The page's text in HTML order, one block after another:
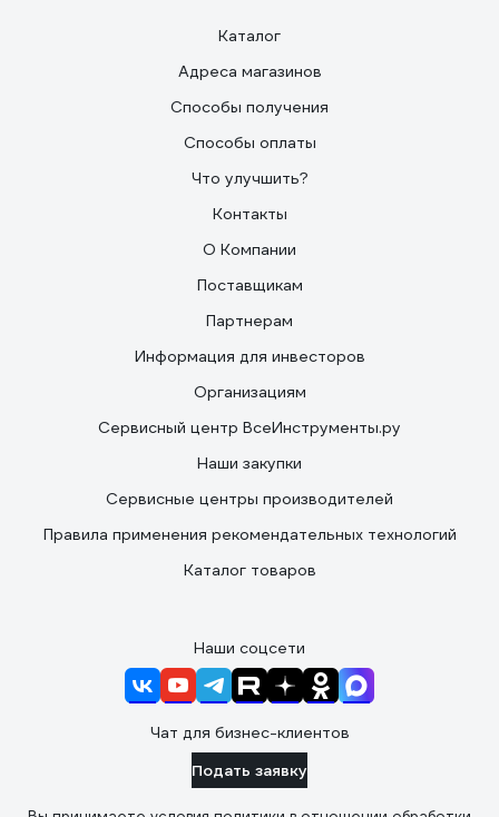
Каталог
Адреса магазинов
Способы получения
Способы оплаты
Что улучшить?
Контакты
О Компании
Поставщикам
Партнерам
Информация для инвесторов
Организациям
Сервисный центр ВсеИнструменты.ру
Наши закупки
Сервисные центры производителей
Правила применения рекомендательных технологий
Каталог товаров
Наши соцсети
Чат для бизнес-клиентов
Подать заявку